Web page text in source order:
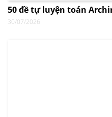
50 đề tự luyện toán
30/07/2026